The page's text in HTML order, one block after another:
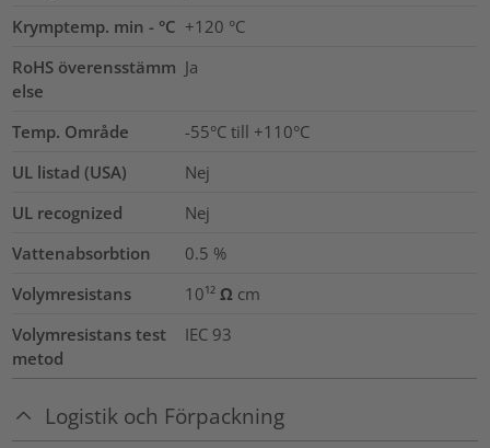
Krymptemp. min - °C +120 °C
RoHS överensstämm
else
Ja
Temp. Område
-55°C till +110°C
UL listad (USA)
Nej
UL recognized
Nej
Vattenabsorbtion
0.5 %
Volymresistans
10¹² Ω cm
Volymresistans test
metod
IEC 93
Logistik och Förpackning